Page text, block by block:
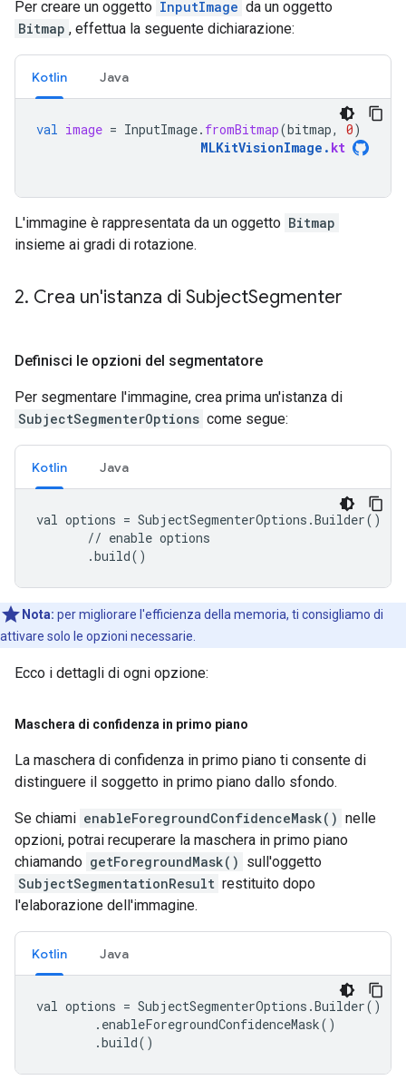
Per creare un oggetto InputImage da un oggetto
Bitmap , effettua la seguente dichiarazione:
Kotlin Java
val image = InputImage. fromBitmap(bitmap, 0)
MLKitVisionImage . kt
L'immagine è rappresentata da un oggetto Bitmap
insieme ai gradi di rotazione.
2. Crea un'istanza di SubjectSegmenter
Definisci le opzioni del segmentatore
Per segmentare l'immagine, crea prima un'istanza di
SubjectSegmenterOptions come segue:
Kotlin Java
val options = SubjectSegmenterOptions.Builder()
       // enable options
       .build()
Nota: per migliorare l'efficienza della memoria, ti consigliamo di
attivare solo le opzioni necessarie.
Ecco i dettagli di ogni opzione:
Maschera di confidenza in primo piano
La maschera di confidenza in primo piano ti consente di
distinguere il soggetto in primo piano dallo sfondo.
Se chiami enableForegroundConfidenceMask() nelle
opzioni, potrai recuperare la maschera in primo piano
chiamando getForegroundMask() sull'oggetto
SubjectSegmentationResult restituito dopo
l'elaborazione dell'immagine.
Kotlin Java
val options = SubjectSegmenterOptions .Builder()
. enableForegroundConfidenceMask()
.build()